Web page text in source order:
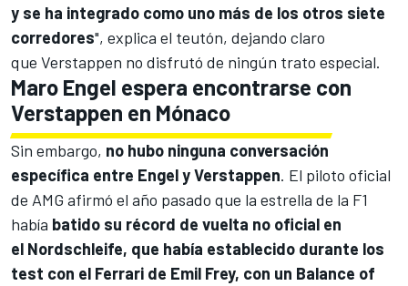
y se ha integrado como uno más de los otros siete
corredores", explica el teutón, dejando claro
que Verstappen no disfrutó de ningún trato especial.
Maro Engel espera encontrarse con
Verstappen en Mónaco
Sin embargo, no hubo ninguna conversación
específica entre Engel y Verstappen. El piloto oficial
de AMG afirmó el año pasado que la estrella de la F1
había batido su récord de vuelta no oficial en
el Nordschleife, que había establecido durante los
test con el Ferrari de Emil Frey, con un Balance of